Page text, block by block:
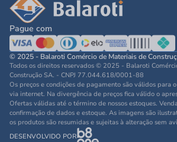
Pague com
© 2025 - Balaroti Comércio de Materiais de
Todos os direitos reservados © 2025 - Balaroti
Construção SA. - CNPJ 77.044.618/0001-88
Os preços e condições de pagamento são válidos para
via internet. Na divergência de preços fica válido o
Ofertas válidas até o término de nossos estoques.
confirmação de dados e estoque. As imagens são
os produtos são resumidas e sujeitas à alteração sem
DESENVOLVIDO POR